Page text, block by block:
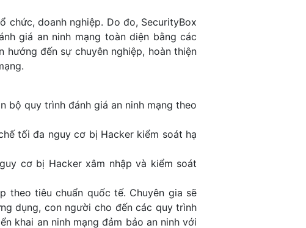
chức, doanh nghiệp. Do đo, SecurityBox
giá an ninh mạng toàn diện bằng các
đến sự chuyên nghiệp, hoàn thiện
bộ quy trình đánh giá an ninh mạng theo
tối đa nguy cơ bị Hacker kiểm soát hạ
cơ bị Hacker xâm nhập và kiểm soát
theo tiêu chuẩn quốc tế. Chuyên gia sẽ
dụng, con người cho đến các quy trình
khai an ninh mạng đảm bảo an ninh với